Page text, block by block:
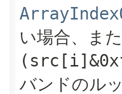
い場合、ま
バンドのル